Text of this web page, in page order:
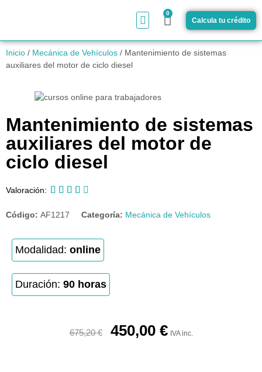
0
Calcula tu crédito
Inicio / Mecánica de Vehículos / Mantenimiento de sistemas
auxiliares del motor de ciclo diesel
Mantenimiento de sistemas
auxiliares del motor de
ciclo diesel
Valoración:     
Código: AF1217 Categoría: Mecánica de Vehículos
Modalidad: online
Duración: 90 horas
675,20€ 450,00 € IVA inc.